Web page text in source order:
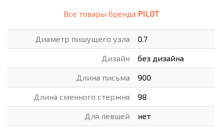
Все товары бренда PILOT
Диаметр пишущего узла 0.7
Дизайн без дизайна
Длина письма 900
Длина сменного стержня 98
Для левшей нет